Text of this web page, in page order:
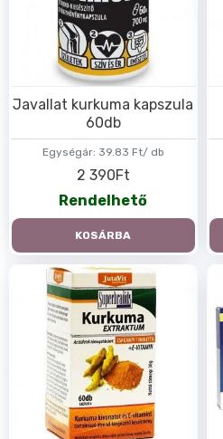
Egységár: 39.83 Ft/ db
Javallat kurkuma kapszula
60db
2 390Ft
Rendelhető
KOSÁRBA